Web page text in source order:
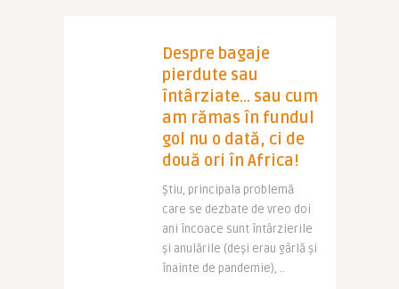
Despre bagaje
pierdute sau
întârziate… sau cum
am rămas în fundul
gol nu o dată, ci de
două ori în Africa!
Știu, principala problemă
care se dezbate de vreo doi
ani încoace sunt întârzierile
și anulările (deși erau gârlă și
înainte de pandemie), ..